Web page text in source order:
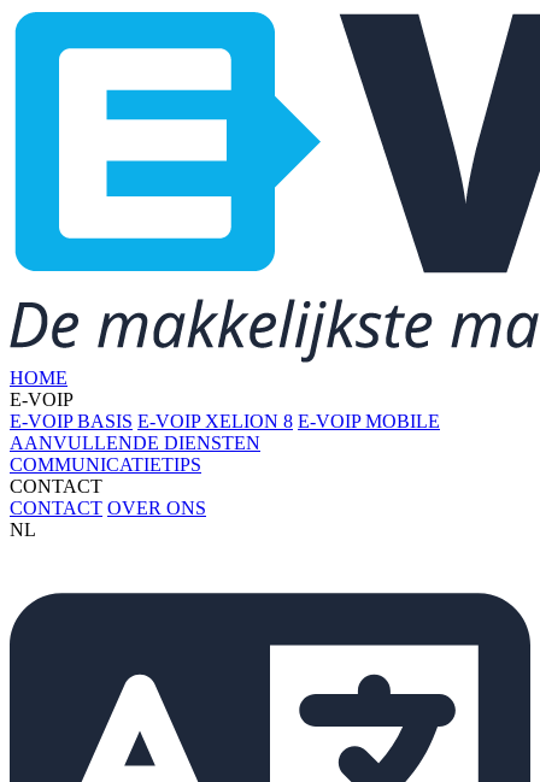
HOME
E-VOIP
E-VOIP BASIS E-VOIP XELION 8 E-VOIP MOBILE
AANVULLENDE DIENSTEN
COMMUNICATIETIPS
CONTACT
CONTACT OVER ONS
NL